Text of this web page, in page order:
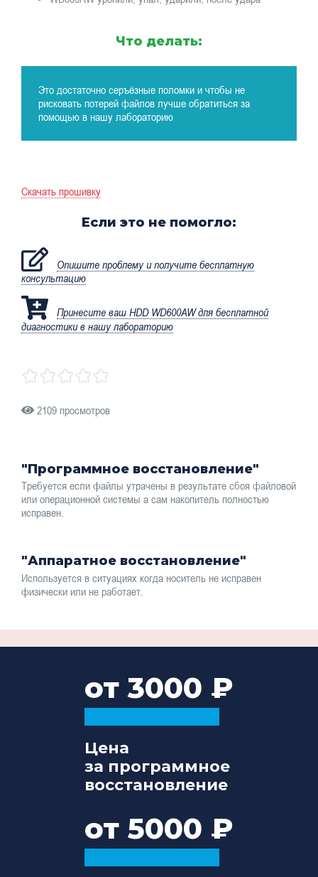
Что делать:
Это достаточно серъёзные поломки и чтобы не
рисковать потерей файлов лучше обратиться за
помощью в нашу лабораторию
Скачать прошивку
Если это не помогло:
Опишите проблему и получите бесплатную
консультацию
Принесите ваш HDD WD600AW для бесплатной
диагностики в нашу лабораторию
2109 просмотров
"Программное восстановление"
Требуется если файлы утрачены в результате сбоя файловой
или операционной системы а сам накопитель полностью
исправен.
"Аппаратное восстановление"
Используется в ситуациях когда носитель не исправен
физически или не работает.
от 3000
Цена
за программное
восстановление
от 5000